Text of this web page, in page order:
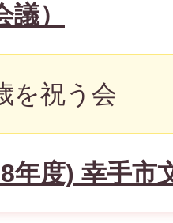
）
を祝う会
年度) 幸手市